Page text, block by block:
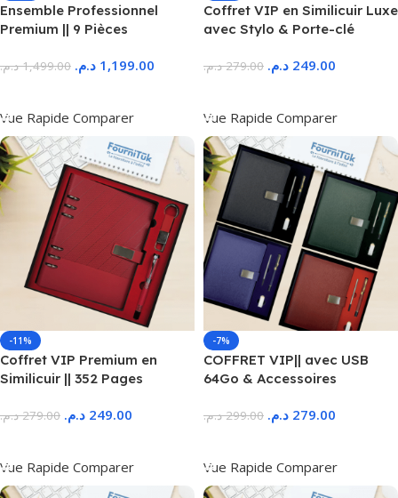
Ensemble Professionnel
Premium || 9 Pièces
1,499.00 د.م. 1,199.00 د.م.
Vue Rapide Comparer
Coffret VIP en Similicuir Luxe
avec Stylo & Porte-clé
279.00 د.م. 249.00 د.م.
Vue Rapide Comparer
-11%
Coffret VIP Premium en
Similicuir || 352 Pages
279.00 د.م. 249.00 د.م.
Vue Rapide Comparer
-7%
COFFRET VIP|| avec USB
64Go & Accessoires
299.00 د.م. 279.00 د.م.
Vue Rapide Comparer